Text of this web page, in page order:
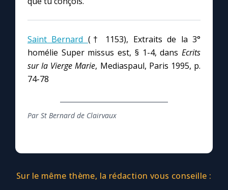
Saint Bernard († 1153), Extraits de la 3°
homélie Super missus est, § 1-4, dans Ecrits
sur la Vierge Marie, Mediaspaul, Paris 1995, p.
74-78
Par St Bernard de Clairvaux
Sur le même thème, la rédaction vous conseille :